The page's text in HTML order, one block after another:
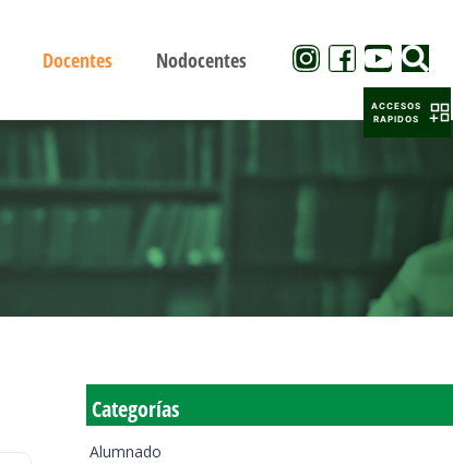
Docentes Nodocentes
Categorías
Alumnado
ACCESOS
RAPIDOS